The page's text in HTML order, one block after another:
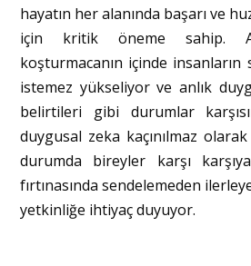
hayatın her alanında başarı ve
için kritik öneme sahip.
koşturmacanın içinde
istemez yükseliyor ve anlık
belirtileri gibi durumlar
duygusal zeka kaçınılmaz
durumda bireyler karşı
fırtınasında sendelemeden
yetkinliğe ihtiyaç duyuyor.